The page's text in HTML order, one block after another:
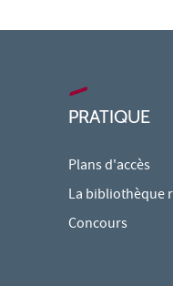
PRATIQUE
Plans d'accès
La bibliothèque
Concours